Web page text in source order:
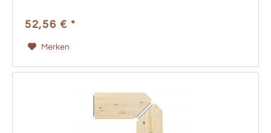
52,56 € *
Merken